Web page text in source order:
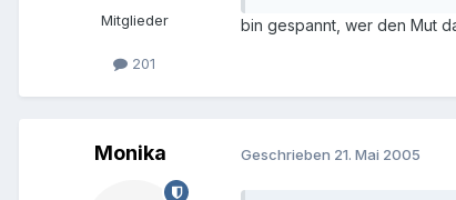
Mitglieder
201
bin gespannt, wer den Mut
Monika Geschrieben 21. Mai 2005